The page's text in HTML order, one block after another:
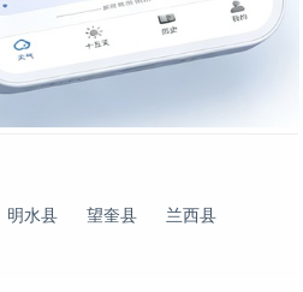
明水县 望奎县
兰西县